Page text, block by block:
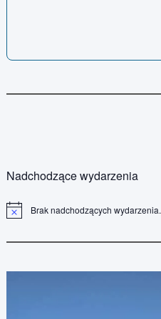
Nadchodzące wydarzenia
P
d
Brak nadchodzących wydarzenia.